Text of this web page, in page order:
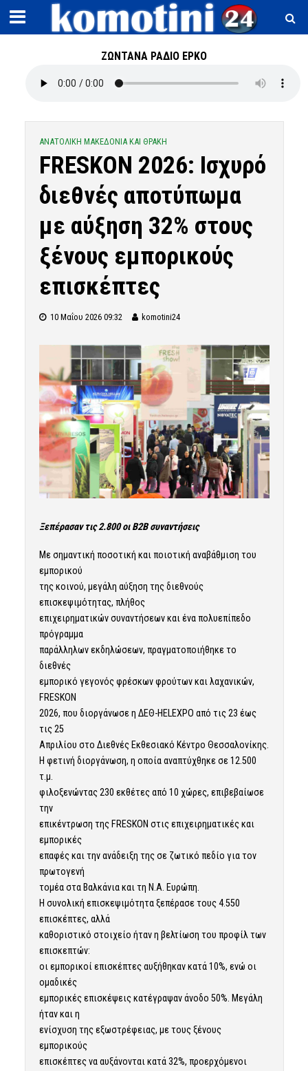
ΖΩΝΤΑΝΑ ΡΑΔΙΟ ΕΡΚΟ
ΑΝΑΤΟΛΙΚΗ ΜΑΚΕΔΟΝΙΑ ΚΑΙ ΘΡΑΚΗ
FRESKON 2026: Ισχυρό
διεθνές αποτύπωμα
με αύξηση 32% στους
ξένους εμπορικούς
επισκέπτες
10 Μαΐου 2026 09:32 komotini24
Ξεπέρασαν τις 2.800 οι Β2Β συναντήσεις
Με σημαντική ποσοτική και ποιοτική αναβάθμιση του
εμπορικού
της κοινού, μεγάλη αύξηση της διεθνούς
επισκεψιμότητας, πλήθος
επιχειρηματικών συναντήσεων και ένα πολυεπίπεδο
πρόγραμμα
παράλληλων εκδηλώσεων, πραγματοποιήθηκε το
διεθνές
εμπορικό γεγονός φρέσκων φρούτων και λαχανικών,
FRESKON
2026, που διοργάνωσε η ΔΕΘ-HELEXPO από τις 23 έως
τις 25
Απριλίου στο Διεθνές Εκθεσιακό Κέντρο Θεσσαλονίκης.
Η φετινή διοργάνωση, η οποία αναπτύχθηκε σε 12.500
τ.μ.
φιλοξενώντας 230 εκθέτες από 10 χώρες, επιβεβαίωσε
την
επικέντρωση της FRESKON στις επιχειρηματικές και
εμπορικές
επαφές και την ανάδειξη της σε ζωτικό πεδίο για τον
πρωτογενή
τομέα στα Βαλκάνια και τη Ν.Α. Ευρώπη.
Η συνολική επισκεψιμότητα ξεπέρασε τους 4.550
επισκέπτες, αλλά
καθοριστικό στοιχείο ήταν η βελτίωση του προφίλ των
επισκεπτών:
οι εμπορικοί επισκέπτες αυξήθηκαν κατά 10%, ενώ οι
ομαδικές
εμπορικές επισκέψεις κατέγραψαν άνοδο 50%. Μεγάλη
ήταν και η
ενίσχυση της εξωστρέφειας, με τους ξένους
εμπορικούς
επισκέπτες να αυξάνονται κατά 32%, προερχόμενοι